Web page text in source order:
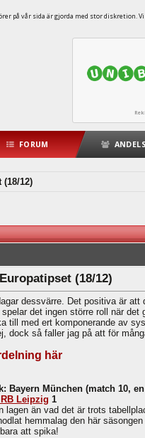
på vår sida är gjorda med stor
FORUM
12)
(18/12)
dessvärre. Det positiva är
det ingen större roll när
till med ert komponerande av
dock så faller jag på att för
här
Bayern München (match 10, en
Leipzig 1
lagen än vad det är trots
hemmalag den här
att spika!